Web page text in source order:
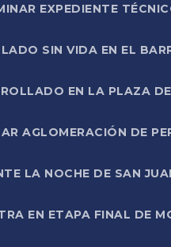
EXPEDIENTE
SIN VIDA EN EL
EN LA PLAZA
AGLOMERACIÓN DE
LA NOCHE DE SAN
EN ETAPA FINAL DE